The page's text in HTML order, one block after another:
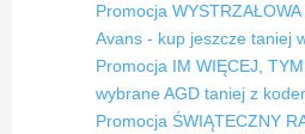
Promocja
Avans - kup jeszcze taniej
Promocja IM WIĘCEJ,
wybrane AGD taniej z
Promocja ŚWIĄTECZNY